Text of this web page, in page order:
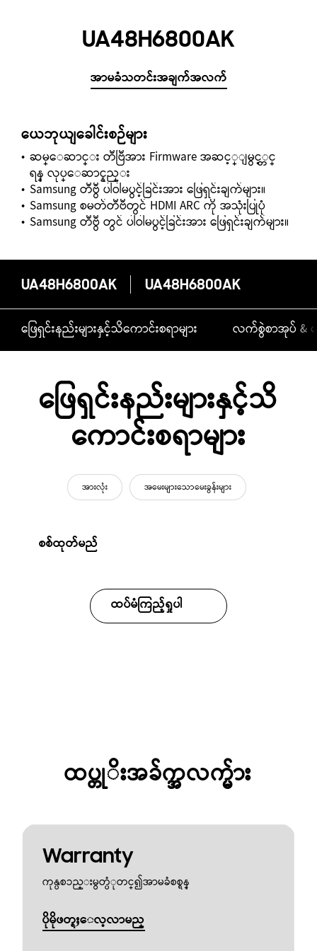
UA48H6800AK
အာမခံသတင်းအချက်အလက်
ယေဘုယျခေါင်းစဉ်များ
ဆမ္ေဆာင္း တီဗြီအား Firmware အဆင့္ျမွင့္တင္
ရန္ လုပ္ေဆာင္နည္း
Samsung တီဗွီ ပါဝါမပွင့်ခြင်းအား ဖြေရှင်းချက်များ။
Samsung စမတ်တီဗီတွင် HDMI ARC ကို အသုံးပြုပုံ
Samsung တီဗွီ တွင် ပါဝါမပွင့်ခြင်းအား ဖြေရှင်းချက်များ။
UA48H6800AK UA48H6800AK
ဖြေရှင်းနည်းများနှင့်သိကောင်းစရာများ လက်စွဲစာအုပ် & ဒ
ဖြေရှင်းနည်းများနှင့်သိ
ကောင်းစရာများ
အားလုံး အမေးများသောမေးခွန်းများ
စစ်ထုတ်မည်
ထပ်မံကြည့်ရှုပါ
ထပ္တုိးအခ်က္အလက္မ်ား
Warranty
ကုန္ပစၥည္းမွတ္ပံုတင္၍အာမခံစစ္ရန္
ပိုမိုဖတ္ရႈေလ့လာမည္